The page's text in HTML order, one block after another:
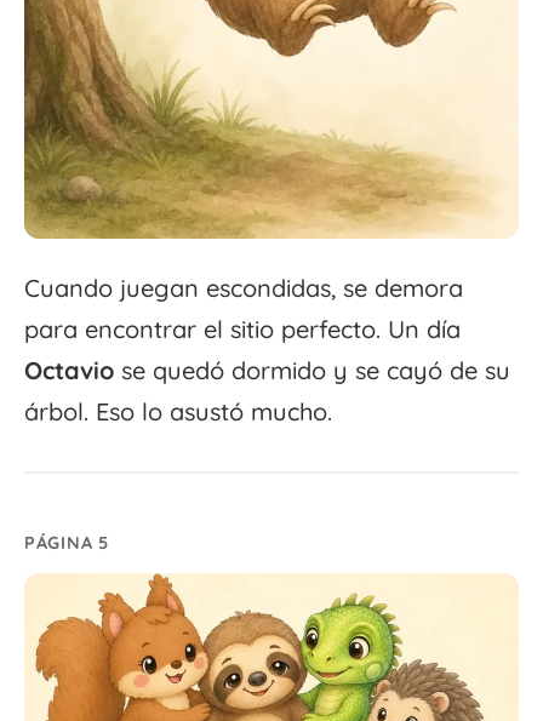
Cuando juegan escondidas, se demora
para encontrar el sitio perfecto. Un día
Octavio se quedó dormido y se cayó de su
árbol. Eso lo asustó mucho.
PÁGINA 5